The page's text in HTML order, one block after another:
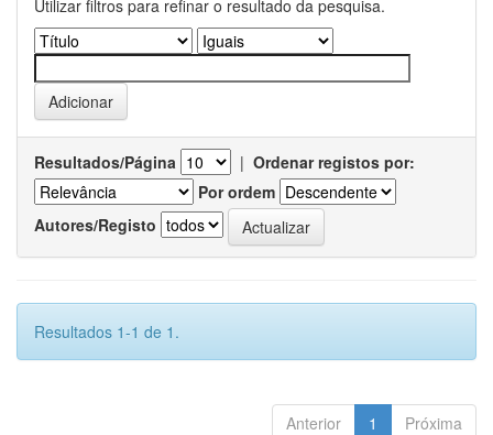
Utilizar filtros para refinar o resultado da pesquisa.
Resultados/Página | Ordenar registos por:
Por ordem
Autores/Registo
Resultados 1-1 de 1.
Anterior 1 Próxima